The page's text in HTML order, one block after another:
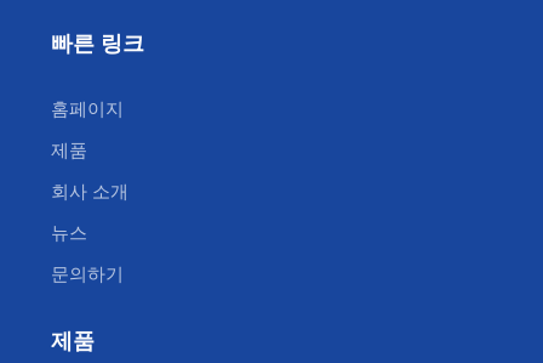
빠른 링크
홈페이지
제품
회사 소개
뉴스
문의하기
제품